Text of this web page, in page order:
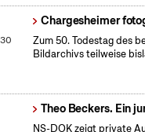
Chargesheimer
Zum 50. Todestag des
Bildarchivs teilweise
Theo Beckers. Ein
NS-DOK zeigt private